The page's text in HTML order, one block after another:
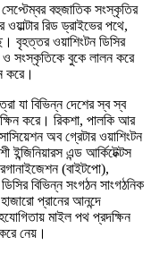
বহুজাতিক সংস্কৃতির
রিড ড্রাইভের পথে,
বৃহত্তর ওয়াশিংটন ডিসির
ও সংস্কৃতিকে বুকে লালন করে
করে।
যা বিভিন্ন দেশের স্ব স্ব
করে। রিকশা, পালকি আর
অব গ্রেটার ওয়াশিংটন
এন্ড আর্কিটেক্টস
(বাইটপো),
বিভিন্ন সংগঠন সাংগঠনিক
প্রানের আনন্দে
মাইল পথ প্রদক্ষিন
নেয়।